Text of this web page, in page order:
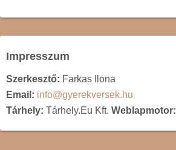
Impresszum
Szerkesztő: Farkas Ilona
Email: info@gyerekversek.hu
Tárhely: Tárhely.Eu Kft. Weblapmotor: